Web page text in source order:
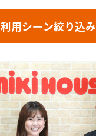
利用シーン絞り込み